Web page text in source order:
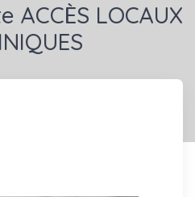
ACCÈS LOCAUX